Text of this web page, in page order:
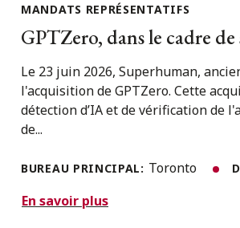
MANDATS REPRÉSENTATIFS
GPTZero, dans le cadre
Le 23 juin 2026, Superhuman,
l'acquisition de GPTZero. Cette
détection d’IA et de vérification de
de...
BUREAU PRINCIPAL: Toronto
En savoir plus